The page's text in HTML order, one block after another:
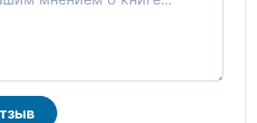
отзыв